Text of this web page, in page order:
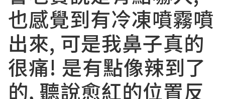
也感覺到有冷凍噴霧噴
出來, 可是我鼻子真的
很痛! 是有點像辣到了
的, 聽說愈紅的位置反